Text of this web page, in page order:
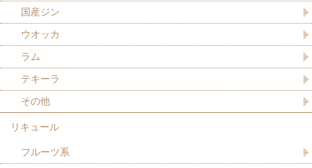
国産ジン
ウオッカ
ラム
テキーラ
その他
リキュール
フルーツ系